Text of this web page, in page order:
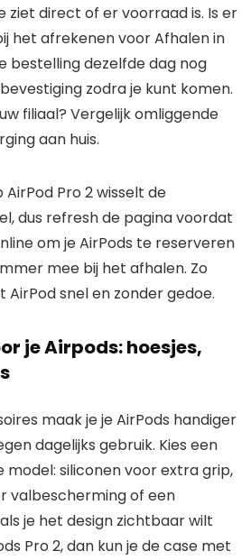
ziet direct of er voorraad is. Is er
het afrekenen voor Afhalen in
bestelling dezelfde dag nog
zodra je kunt komen.
filiaal? Vergelijk omliggende
aan huis.
Pro 2 wisselt de
dus refresh de pagina voordat
om je AirPods te reserveren
mee bij het afhalen. Zo
AirPod snel en zonder gedoe.
je Airpods: hoesjes,
maak je je AirPods handiger
dagelijks gebruik. Kies een
model: siliconen voor extra grip,
valbescherming of een
je het design zichtbaar wilt
Pro 2, dan kun je de case met